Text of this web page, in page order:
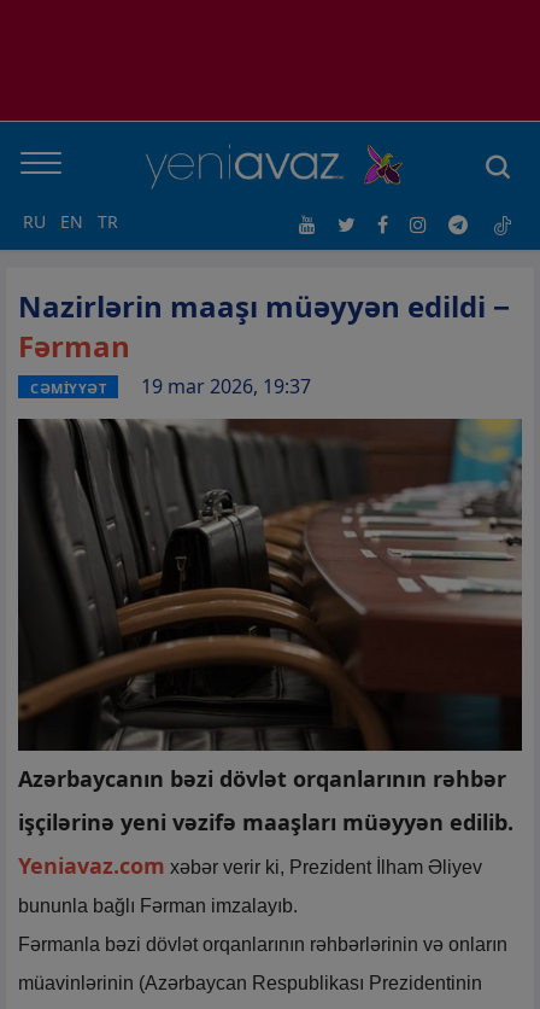
RU EN TR
Nazirlərin maaşı müəyyən edildi −
Fərman
CƏMİYYƏT 19 mar 2026, 19:37
Azərbaycanın bəzi dövlət orqanlarının rəhbər
işçilərinə yeni vəzifə maaşları müəyyən edilib.
Yeniavaz.com xəbər verir ki, Prezident İlham Əliyev
bununla bağlı Fərman imzalayıb.
Fərmanla bəzi dövlət orqanlarının rəhbərlərinin və onların
müavinlərinin (Azərbaycan Respublikası Prezidentinin